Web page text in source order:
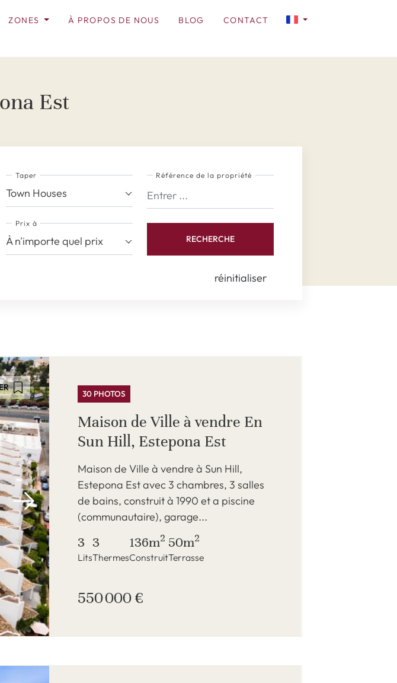
ZONES À PROPOS DE NOUS BLOG CONTACT
Est
Taper
Town Houses
Référence de la propriété
Prix ​​à
À n'importe quel prix RECHERCHE
réinitialiser
30 PHOTOS
Maison de Ville à vendre En
Sun Hill, Estepona Est
Maison de Ville à vendre à Sun Hill,
Estepona Est avec 3 chambres, 3 salles
de bains, construit à 1990 et a piscine
(communautaire), garage...
3
Lits
3
Thermes
136m2
Construit
50m2
Terrasse
550 000 €